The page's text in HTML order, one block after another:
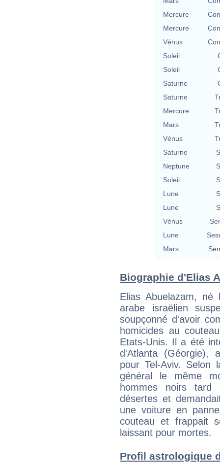
Mercure
Mercure
Vénus
Soleil
Soleil
Saturne
Saturne
Mercure
Mars
Vénus
Saturne
Neptune
Soleil
Lune
Lune
Vénus
Lune
Mars
Biographie d'Elias
Elias Abuelazam,
arabe israëlien
soupçonné d'avoir
homicides au
Etats-Unis. Il a été
d'Atlanta (Géorgie),
pour Tel-Aviv. Selon
général le même
hommes noirs
désertes et
une voiture en
couteau et frappait
laissant pour mortes.
Profil astrologique